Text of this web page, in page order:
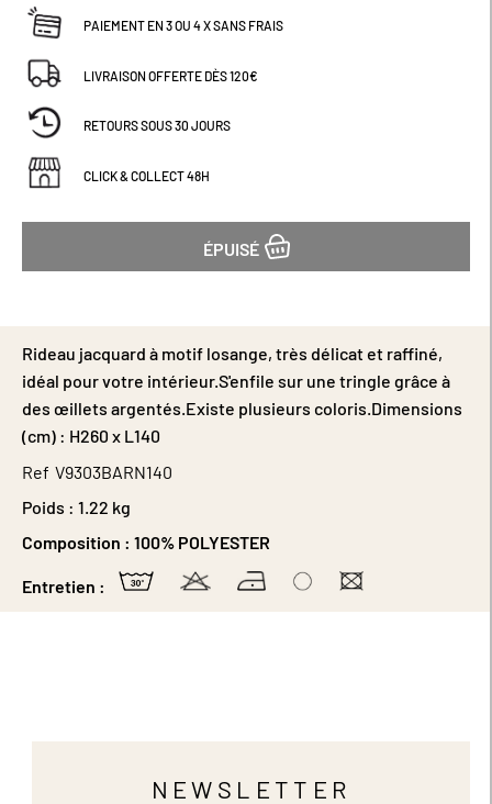
PAIEMENT EN 3 OU 4 X SANS FRAIS
LIVRAISON OFFERTE DÈS 120€
RETOURS SOUS 30 JOURS
CLICK & COLLECT 48H
ÉPUISÉ
Rideau jacquard à motif losange, très délicat et raffiné,
idéal pour votre intérieur.S'enfile sur une tringle grâce à
des œillets argentés.Existe plusieurs coloris.Dimensions
(cm) : H260 x L140
Ref V9303BARN140
Poids : 1.22 kg
Composition : 100% POLYESTER
Entretien :
NEWSLETTER